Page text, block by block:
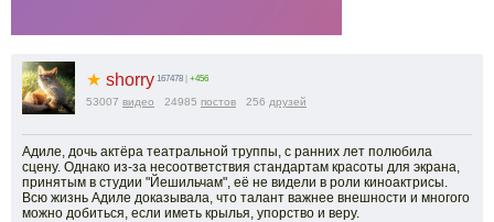
★ shorry 167478 +456
53007 видео 24985 постов 256 друзей
Адиле, дочь актёра театральной труппы, с ранних лет полюбила
сцену. Однако из-за несоответствия стандартам красоты для экрана,
принятым в студии "Йешильчам", её не видели в роли киноактрисы.
Всю жизнь Адиле доказывала, что талант важнее внешности и многого
можно добиться, если иметь крылья, упорство и веру.